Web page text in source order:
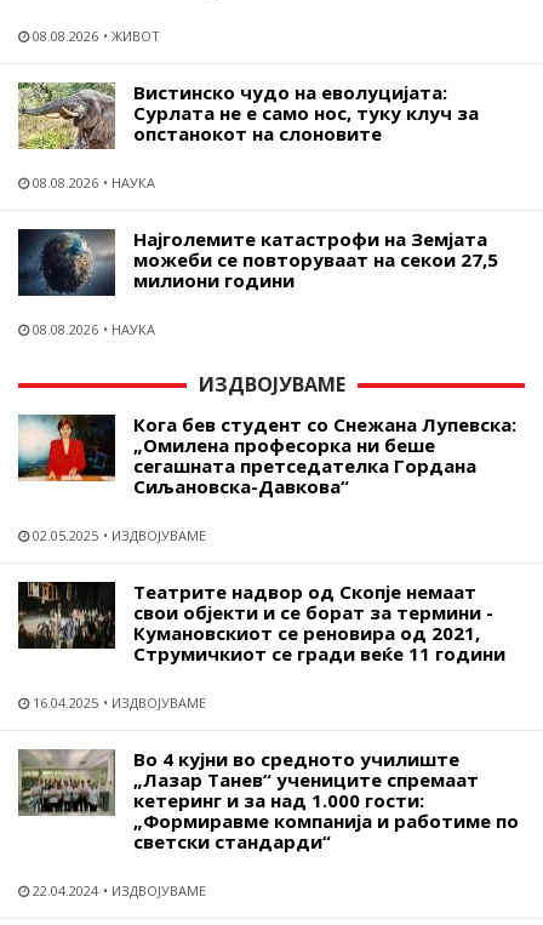
08.08.2026 ЖИВОТ
Вистинско чудо на еволуцијата:
Сурлата не е само нос, туку клуч за
опстанокот на слоновите
08.08.2026 НАУКА
Најголемите катастрофи на Земјата
можеби се повторуваат на секои 27,5
милиони години
08.08.2026 НАУКА
ИЗДВОЈУВАМЕ
Кога бев студент со Снежана Лупевска:
„Омилена професорка ни беше
сегашната претседателка Гордана
Сиљановска-Давкова“
02.05.2025 ИЗДВОЈУВАМЕ
Театрите надвор од Скопје немаат
свои објекти и се борат за термини -
Кумановскиот се реновира од 2021,
Струмичкиот се гради веќе 11 години
16.04.2025 ИЗДВОЈУВАМЕ
Во 4 кујни во средното училиште
„Лазар Танев“ учениците спремаат
кетеринг и за над 1.000 гости:
„Формиравме компанија и работиме по
светски стандарди“
22.04.2024 ИЗДВОЈУВАМЕ